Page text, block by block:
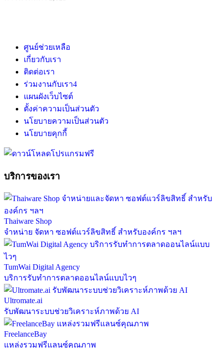
ศูนย์ช่วยเหลือ
เกี่ยวกับเรา
ติดต่อเรา
ร่วมงานกับเรา4
แผนผังเว็บไซต์
ตั้งค่าความเป็นส่วนตัว
นโยบายความเป็นส่วนตัว
นโยบายคุกกี้
บริการของเรา
Thaiware Shop
จำหน่าย จัดหา ซอฟต์แวร์ลิขสิทธิ์ สำหรับองค์กร ฯลฯ
TumWai Digital Agency
บริการรับทำการตลาดออนไลน์แบบไวๆ
Ultromate.ai
รับพัฒนาระบบช่วยวิเคราะห์ภาพด้วย AI
FreelanceBay
แหล่งรวมฟรีแลนซ์คุณภาพ